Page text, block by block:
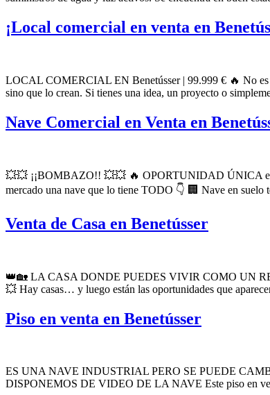
¡Local comercial en venta en
LOCAL COMERCIAL EN Benetússer | 99.999 € 🔥 No es
sino que lo crean. Si tienes una idea, un proyecto o
Nave Comercial en Venta en
💥💥 ¡¡BOMBAZO!! 💥💥 🔥 OPORTUNIDAD ÚNICA en
mercado una nave que lo tiene TODO 👇 🏢 Nave en
Venta de Casa en Benetússer
👑🏡 LA CASA DONDE PUEDES VIVIR COMO UN
💥 Hay casas… y luego están las oportunidades que
Piso en venta en Benetússer
ES UNA NAVE INDUSTRIAL PERO SE PUEDE
DISPONEMOS DE VIDEO DE LA NAVE Este piso en